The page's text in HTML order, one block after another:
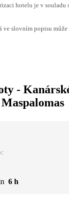
hotelu je v
ve slovním popisu
-
6 h